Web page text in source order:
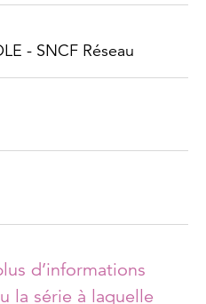
- SNCF Réseau
d’informations
la série à laquelle